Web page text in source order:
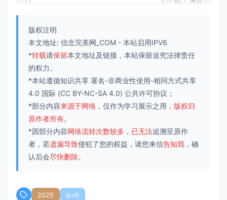
版权注明
本文地址: 信念完美网_COM - 本站启用IPV6
*转载请保留本文地址及链接，本站保留追究法律责任
的权力。
*本站遵循知识共享 署名-非商业性使用-相同方式共享
4.0 国际 (CC BY-NC-SA 4.0) 公共许可协议；
*部分内容来源于网络 ，仅作为学习展示之用， 版权归
原作者所有。
*因部分内容网络流转次数较多 ， 已无法追溯至原作
者，若遗漏导致侵犯了您的权益，请您来信告知我 ，确
认后会尽快删除。
2025 ipv6